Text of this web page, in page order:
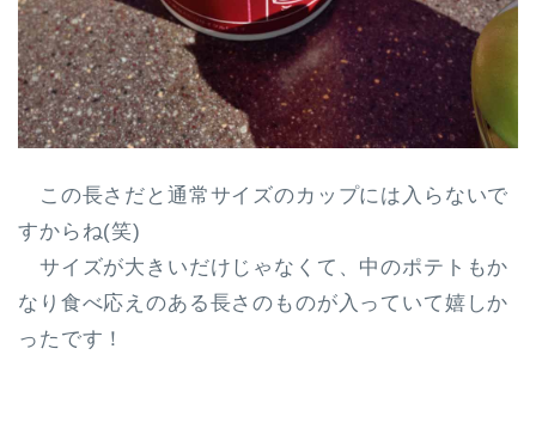
この長さだと通常サイズのカップには入らないで
すからね(笑)
サイズが大きいだけじゃなくて、中のポテトもか
なり食べ応えのある長さのものが入っていて嬉しか
ったです！